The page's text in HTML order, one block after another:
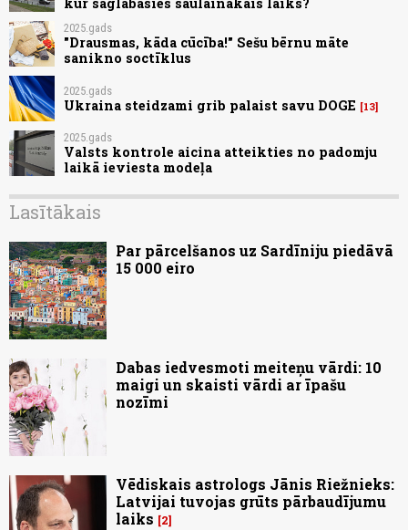
2025.gads
"Drausmas, kāda cūcība!" Sešu bērnu māte
sanikno soctīklus
2025.gads
Ukraina steidzami grib palaist savu DOGE 13
2025.gads
Valsts kontrole aicina atteikties no padomju
laikā ieviesta modeļa
Lasītākais
Par pārcelšanos uz Sardīniju piedāvā
15 000 eiro
Dabas iedvesmoti meiteņu vārdi: 10
maigi un skaisti vārdi ar īpašu
nozīmi
Vēdiskais astrologs Jānis Riežnieks:
Latvijai tuvojas grūts pārbaudījumu
laiks
2